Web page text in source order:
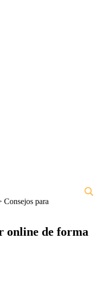
Consejos para
online de forma